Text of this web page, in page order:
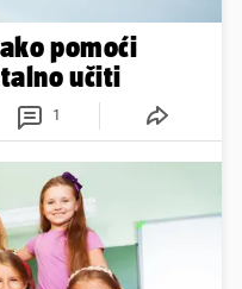
pomoći
učiti
1